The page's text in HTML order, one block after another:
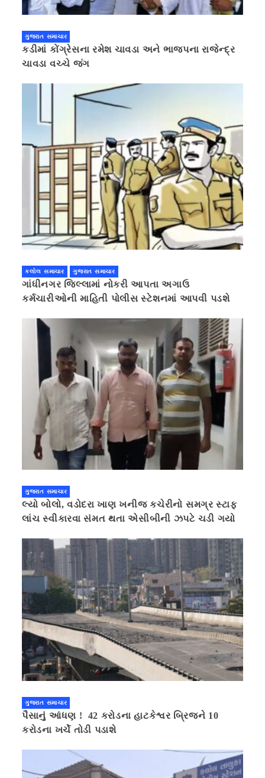
ગુજરાત સમાચાર
કડીમાં કોંગ્રેસના રમેશ ચાવડા અને ભાજપના રાજેન્દ્ર
ચાવડા વચ્ચે જંગ
કલોલ સમાચાર ગુજરાત સમાચાર
ગાંધીનગર જિલ્લામાં નોકરી આપતા અગાઉ
કર્મચારીઓની માહિતી પોલીસ સ્ટેશનમાં આપવી પડશે
ગુજરાત સમાચાર
લ્યો બોલો, વડોદરા ખાણ ખનીજ કચેરીનો સમગ્ર સ્ટાફ
લાંચ સ્વીકારવા સંમત થતા એસીબીની ઝપટે ચડી ગયો
ગુજરાત સમાચાર
પૈસાનું આંધણ ! 42 કરોડના હાટકેશ્વર બ્રિજને 10
કરોડના ખર્ચે તોડી પડાશે